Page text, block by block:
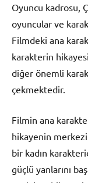
Oyuncu kadrosu,
oyuncular ve
Filmdeki ana
karakterin
diğer önemli
çekmektedir.
Filmin ana
hikayenin
bir kadın
güçlü yanlarını